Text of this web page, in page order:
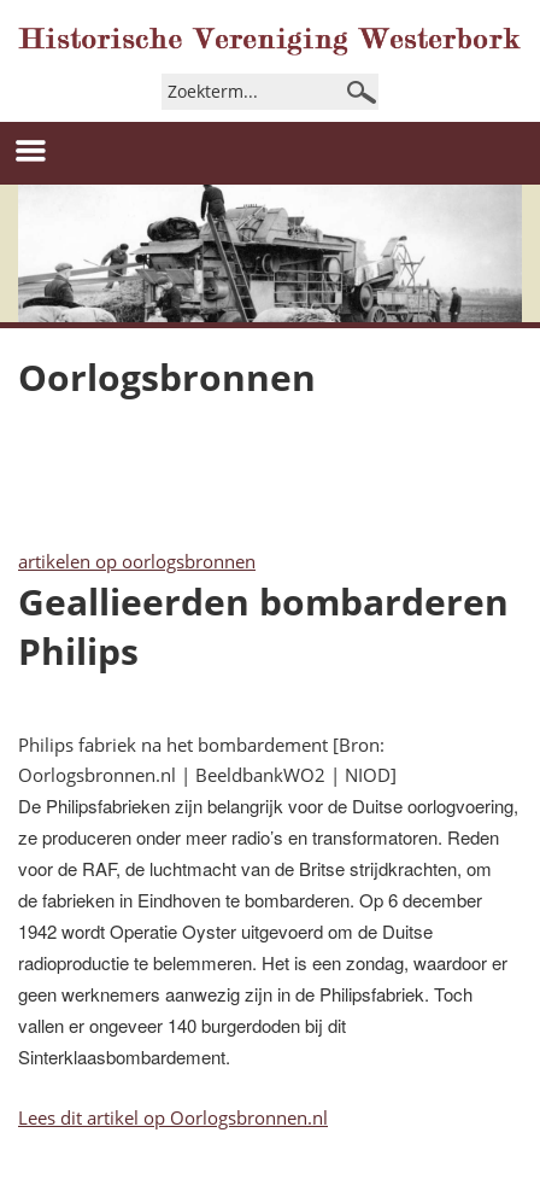
Oorlogsbronnen
artikelen op oorlogsbronnen
Geallieerden bombarderen
Philips
Philips fabriek na het bombardement [Bron:
Oorlogsbronnen.nl | BeeldbankWO2 | NIOD]
De Philipsfabrieken zijn belangrijk voor de Duitse oorlogvoering,
ze produceren onder meer radio’s en transformatoren. Reden
voor de RAF, de luchtmacht van de Britse strijdkrachten, om
de fabrieken in Eindhoven te bombarderen. Op 6 december
1942 wordt Operatie Oyster uitgevoerd om de Duitse
radioproductie te belemmeren. Het is een zondag, waardoor er
geen werknemers aanwezig zijn in de Philipsfabriek. Toch
vallen er ongeveer 140 burgerdoden bij dit
Sinterklaasbombardement.
Lees dit artikel op Oorlogsbronnen.nl